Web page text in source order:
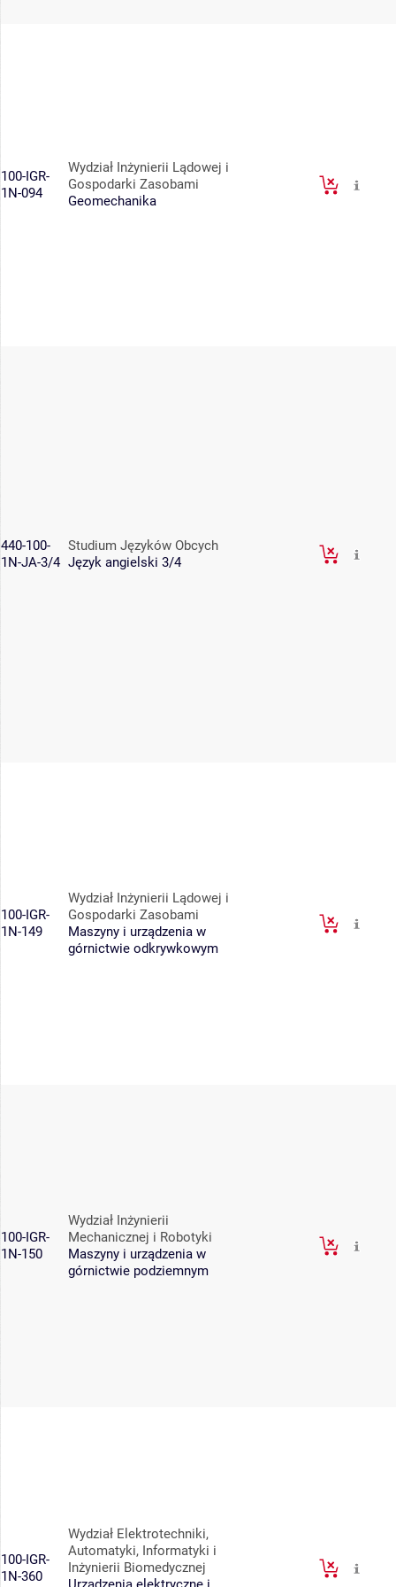
100-IGR-
1N-094
Wydział Inżynierii Lądowej i
Gospodarki Zasobami
Geomechanika
440-100-
1N-JA-3/4
Studium Języków Obcych
Język angielski 3/4
100-IGR-
1N-149
Wydział Inżynierii Lądowej i
Gospodarki Zasobami
Maszyny i urządzenia w
górnictwie odkrywkowym
100-IGR-
1N-150
Wydział Inżynierii
Mechanicznej i Robotyki
Maszyny i urządzenia w
górnictwie podziemnym
100-IGR-
1N-360
Wydział Elektrotechniki,
Automatyki, Informatyki i
Inżynierii Biomedycznej